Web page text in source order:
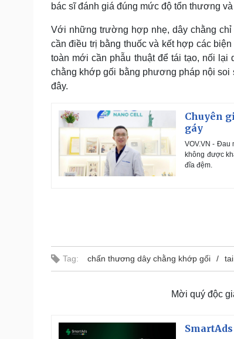
bác sĩ đánh giá đúng mức độ tổn thương
Với những trường hợp nhẹ, dây chằng chỉ
cần điều trị bằng thuốc và kết hợp các
toàn mới cần phẫu thuật để tái tạo, nối
chằng khớp gối bằng phương pháp nội
đây.
Chuyên
gáy
VOV.VN - Đau
không được
đĩa đệm.
Tag: chấn thương dây chằng khớp gối
Mời quý độc